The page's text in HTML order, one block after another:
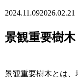
2024.11.092026.02.21
景観重要樹木
景観重要樹木とは